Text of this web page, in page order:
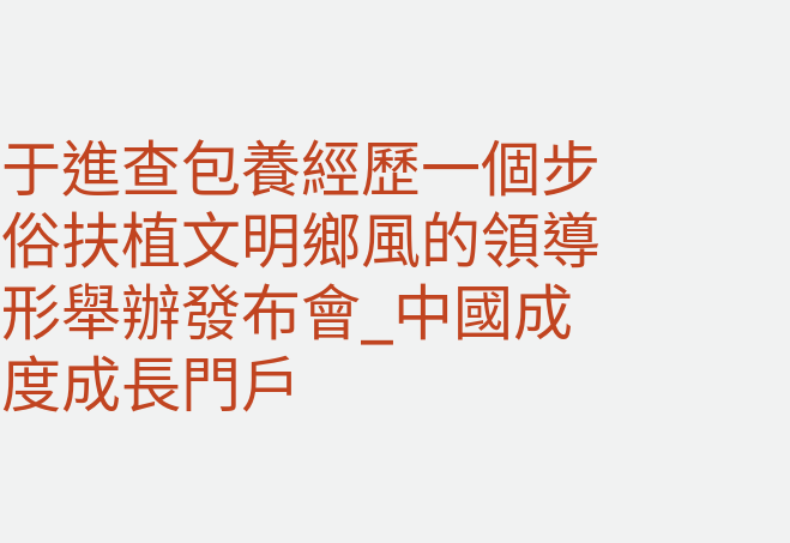
進查包養經歷一個步
扶植文明鄉風的領導
舉辦發布會_中國成
成長門戶